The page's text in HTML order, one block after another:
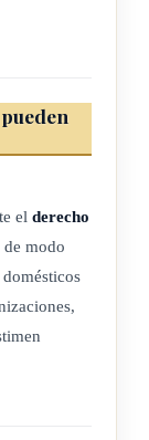
fecha
trabajo
mismos;
a toda
el derecho
de modo